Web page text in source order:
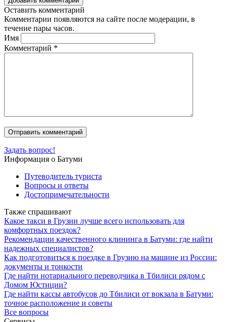
Оставить комментарий
Комментарии появляются на сайте после модерации, в
течение пары часов.
Имя
Комментарий *
Задать вопрос!
Информация о Батуми
Путеводитель туриста
Вопросы и ответы
Достопримечательности
Также спрашивают
Какое такси в Грузии лучше всего использовать для
комфортных поездок?
Рекомендации качественного клининга в Батуми: где найти
надежных специалистов?
Как подготовиться к поездке в Грузию на машине из России:
документы и тонкости
Где найти нотариального переводчика в Тбилиси рядом с
Домом Юстиции?
Где найти кассы автобусов до Тбилиси от вокзала в Батуми:
точное расположение и советы
Все вопросы